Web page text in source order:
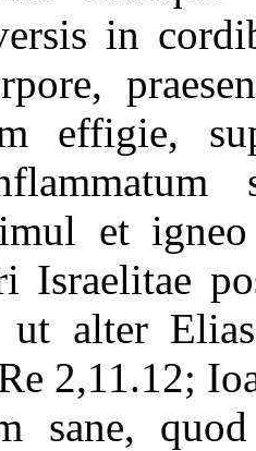
in
effigie,
et
Israelitae
ut alter
2,11.12;
sane,